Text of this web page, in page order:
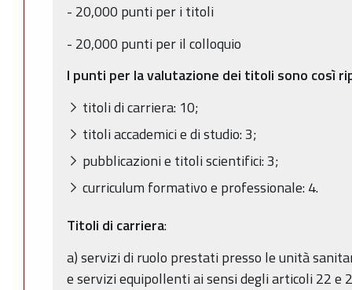
- 20,000 punti per i titoli
- 20,000 punti per il colloquio
I punti per la valutazione dei titoli sono così
titoli di carriera: 10;
titoli accademici e di studio: 3;
pubblicazioni e titoli scientifici: 3;
curriculum formativo e professionale: 4.
Titoli di carriera:
a) servizi di ruolo prestati presso le unità
e servizi equipollenti ai sensi degli articoli 22 e